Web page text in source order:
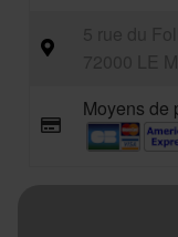
Moyens de